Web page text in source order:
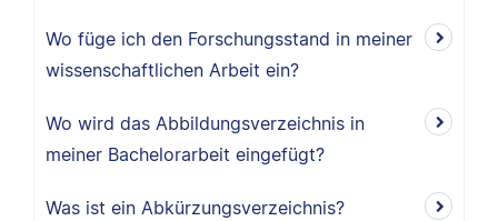
Wo füge ich den Forschungsstand in meiner
wissenschaftlichen Arbeit ein?
Wo wird das Abbildungsverzeichnis in
meiner Bachelorarbeit eingefügt?
Was ist ein Abkürzungsverzeichnis?